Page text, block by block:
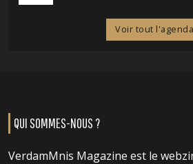
Voir tout l'agenda
QUI SOMMES-NOUS ?
VerdamMnis Magazine est le